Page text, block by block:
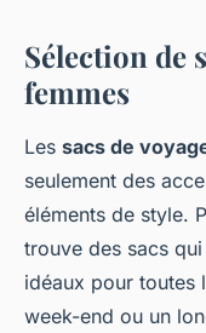
Sélection de
femmes
Les sacs de
seulement des
éléments de style.
trouve des sacs
idéaux pour toutes
week-end ou un